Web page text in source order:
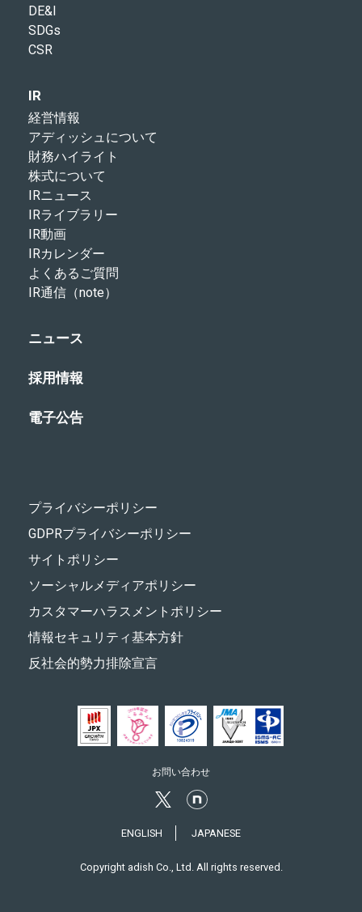
DE&I
SDGs
CSR
IR
経営情報
アディッシュについて
財務ハイライト
株式について
IRニュース
IRライブラリー
IR動画
IRカレンダー
よくあるご質問
IR通信（note）
ニュース
採用情報
電子公告
プライバシーポリシー
GDPRプライバシーポリシー
サイトポリシー
ソーシャルメディアポリシー
カスタマーハラスメントポリシー
情報セキュリティ基本方針
反社会的勢力排除宣言
ENGLISH JAPANESE
お問い合わせ
Copyright adish Co., Ltd. All rights reserved.